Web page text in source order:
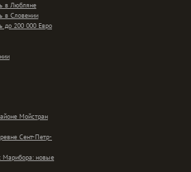
в Любляне
в Словении
до 200 000 Евро
Мойстран
Сент-Петр-
новые